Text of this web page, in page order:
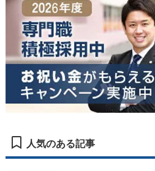
人気のある記事